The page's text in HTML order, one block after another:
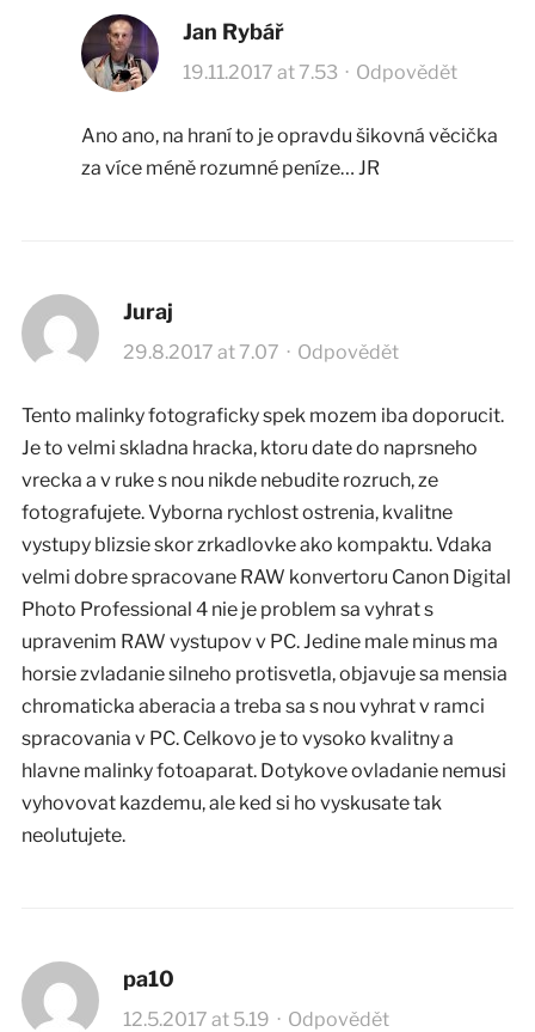
Jan Rybář
19.11.2017 at 7.53· Odpovědět
Ano ano, na hraní to je opravdu šikovná věcička
za více méně rozumné peníze… JR
Juraj
29.8.2017 at 7.07 · Odpovědět
Tento malinky fotograficky spek mozem iba doporucit.
Je to velmi skladna hracka, ktoru date do naprsneho
vrecka a v ruke s nou nikde nebudite rozruch, ze
fotografujete. Vyborna rychlost ostrenia, kvalitne
vystupy blizsie skor zrkadlovke ako kompaktu. Vdaka
velmi dobre spracovane RAW konvertoru Canon Digital
Photo Professional 4 nie je problem sa vyhrat s
upravenim RAW vystupov v PC. Jedine male minus ma
horsie zvladanie silneho protisvetla, objavuje sa mensia
chromaticka aberacia a treba sa s nou vyhrat v ramci
spracovania v PC. Celkovo je to vysoko kvalitny a
hlavne malinky fotoaparat. Dotykove ovladanie nemusi
vyhovovat kazdemu, ale ked si ho vyskusate tak
neolutujete.
pa10
12.5.2017 at 5.19 · Odpovědět